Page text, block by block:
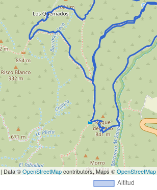
| Data ©OpenStreetMapcontributors, Maps ©OpenStreetMap